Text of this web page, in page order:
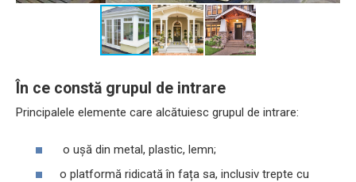
În ce constă grupul de intrare
Principalele elemente care alcătuiesc grupul de intrare:
o ușă din metal, plastic, lemn;
o platformă ridicată în fața sa, inclusiv trepte cu